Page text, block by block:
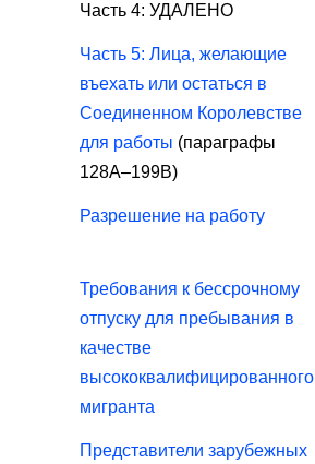
Часть 4: УДАЛЕНО
Часть 5: Лица, желающие
въехать или остаться в
Соединенном Королевстве
для работы (параграфы
128A–199B)
Разрешение на работу
Требования к бессрочному
отпуску для пребывания в
качестве
высококвалифицированного
мигранта
Представители зарубежных